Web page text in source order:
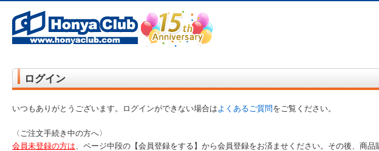
ログイン
いつもありがとうございます。ログインができない場合はよくあるご質問をご覧ください。
〈ご注文手続き中の方へ〉
会員未登録の方は、ページ中段の【会員登録をする】から会員登録をお済ませください。その後、商